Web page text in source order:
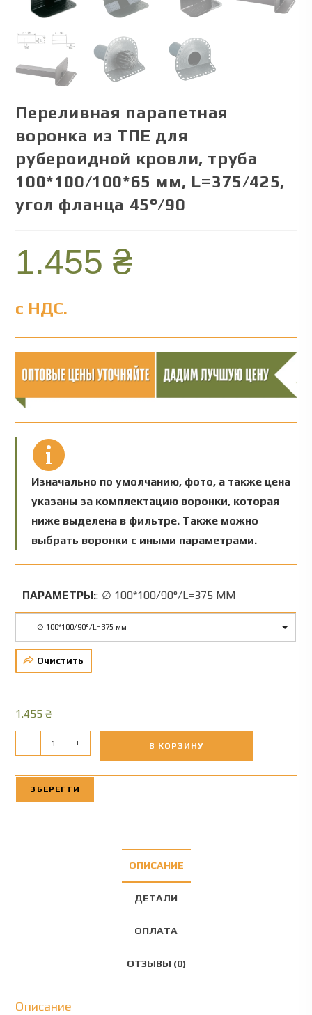
Переливная парапетная
воронка из ТПЕ для
рубероидной кровли, труба
100*100/100*65 мм, L=375/425,
угол фланца 45°/90
1.455₴
с НДС.
Изначально по умолчанию, фото, а также цена
указаны за комплектацию воронки, которая
ниже выделена в фильтре. Также можно
выбрать воронки с иными параметрами.
ПАРАМЕТРЫ:: ∅ 100*100/90°/L=375 ММ
∅ 100*100/90°/L=375 мм
Очистить
1.455₴
- + В КОРЗИНУ
ЗБЕРЕГТИ
ОПИСАНИЕ
ДЕТАЛИ
ОПЛАТА
ОТЗЫВЫ (0)
Описание